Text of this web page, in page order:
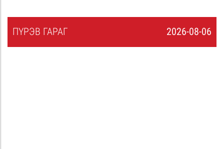
2026-08-06
ПҮРЭВ ГАРАГ